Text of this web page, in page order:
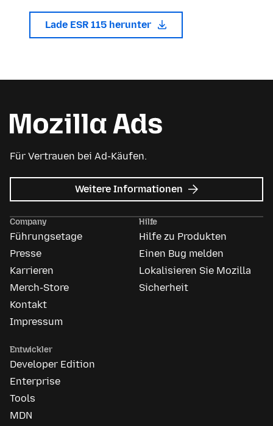
Lade ESR 115 herunter
Für Vertrauen bei Ad-Käufen.
Weitere Informationen zu
Mozilla
Company
Führungsetage
Presse
Karrieren
Merch-Store
Kontakt
Impressum
Hilfe
Hilfe zu Produkten
Einen Bug melden
Lokalisieren Sie Mozilla
Sicherheit
Entwickler
Developer Edition
Enterprise
Tools
MDN